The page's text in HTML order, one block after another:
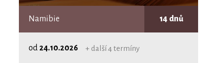
Namibie 14 dnů
od 24.10.2026 + další 4 termíny